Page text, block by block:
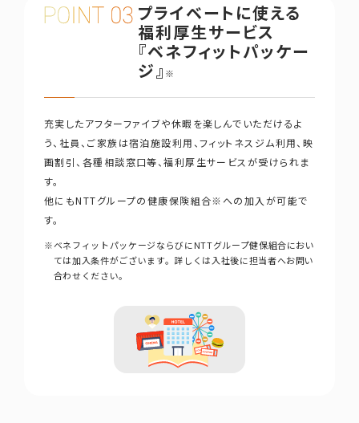
プライベートに使える
福利厚生サービス
『ベネフィットパッケー
ジ』 ※
充実したアフターファイブや休暇を楽しんでいただけるよ
う、社員、ご家族は宿泊施設利用、フィットネスジム利用、映
画割引、各種相談窓口等、福利厚生サービスが受けられま
す。
他にもNTTグループの健康保険組合※への加入が可能で
す。
※ベネフィットパッケージならびにNTTグループ健保組合におい
ては加入条件がございます。詳しくは入社後に担当者へお問い
合わせください。